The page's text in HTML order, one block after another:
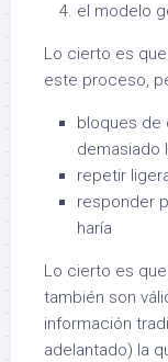
el modelo
Lo cierto es
este proceso,
bloques de
demasiado
repetir
responder
haría
Lo cierto es
también son
información
adelantado) la